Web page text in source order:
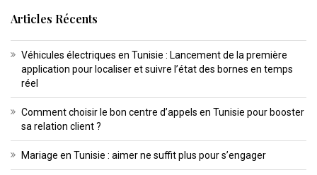
Articles Récents
Véhicules électriques en Tunisie : Lancement de la première
application pour localiser et suivre l’état des bornes en temps
réel
Comment choisir le bon centre d’appels en Tunisie pour booster
sa relation client ?
Mariage en Tunisie : aimer ne suffit plus pour s’engager